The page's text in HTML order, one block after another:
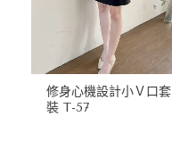
修身心機設計小Ｖ口套
裝 T-57